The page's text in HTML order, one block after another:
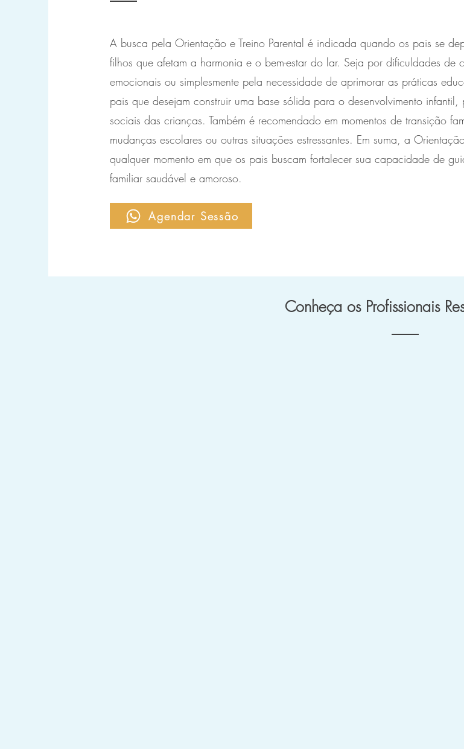
A busca pela Orientação e Treino Parental é indicada quando os pais se
filhos que afetam a harmonia e o bem-estar do lar. Seja por dificuldades de
emocionais ou simplesmente pela necessidade de aprimorar as práticas
pais que desejam construir uma base sólida para o desenvolvimento
sociais das crianças. Também é recomendado em momentos de transição
mudanças escolares ou outras situações estressantes. Em suma, a
qualquer momento em que os pais buscam fortalecer sua capacidade de
familiar saudável e amoroso.
Agendar Sessão
Conheça os Profissionais